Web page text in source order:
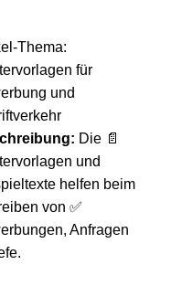
Thema:
für
und
Die 📄
und
helfen beim
von ✅
Anfragen